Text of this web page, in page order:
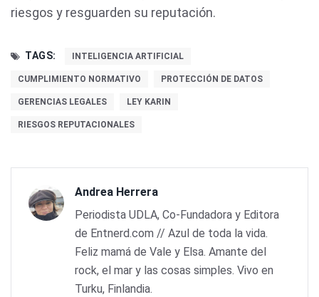
riesgos y resguarden su reputación.
TAGS: INTELIGENCIA ARTIFICIAL
CUMPLIMIENTO NORMATIVO PROTECCIÓN DE DATOS
GERENCIAS LEGALES LEY KARIN
RIESGOS REPUTACIONALES
Andrea Herrera
Periodista UDLA, Co-Fundadora y Editora
de Entnerd.com // Azul de toda la vida.
Feliz mamá de Vale y Elsa. Amante del
rock, el mar y las cosas simples. Vivo en
Turku, Finlandia.